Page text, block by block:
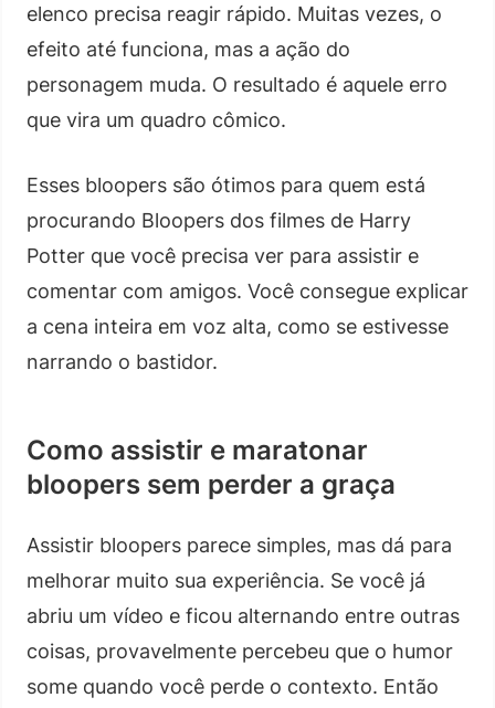
elenco precisa reagir rápido. Muitas vezes, o
efeito até funciona, mas a ação do
personagem muda. O resultado é aquele erro
que vira um quadro cômico.
Esses bloopers são ótimos para quem está
procurando Bloopers dos filmes de Harry
Potter que você precisa ver para assistir e
comentar com amigos. Você consegue explicar
a cena inteira em voz alta, como se estivesse
narrando o bastidor.
Como assistir e maratonar
bloopers sem perder a graça
Assistir bloopers parece simples, mas dá para
melhorar muito sua experiência. Se você já
abriu um vídeo e ficou alternando entre outras
coisas, provavelmente percebeu que o humor
some quando você perde o contexto. Então